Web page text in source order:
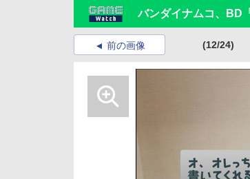
バンダイナムコ、BD
前の画像 (12/24)